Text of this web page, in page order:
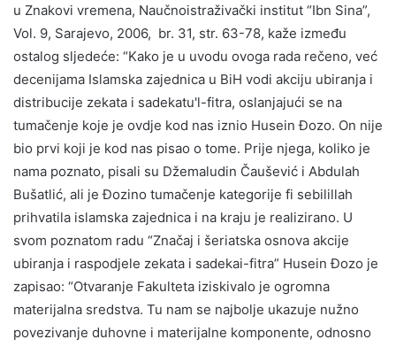
u Znakovi vremena, Naučnoistraživački institut “Ibn Sina”,
Vol. 9, Sarajevo, 2006, br. 31, str. 63-78, kaže između
ostalog sljedeće: “Kako je u uvodu ovoga rada rečeno, već
decenijama Islamska zajednica u BiH vodi akciju ubiranja i
distribucije zekata i sadekatu'l-fitra, oslanjajući se na
tumačenje koje je ovdje kod nas iznio Husein Đozo. On nije
bio prvi koji je kod nas pisao o tome. Prije njega, koliko je
nama poznato, pisali su Džemaludin Čaušević i Abdulah
Bušatlić, ali je Đozino tumačenje kategorije fi sebilillah
prihvatila islamska zajednica i na kraju je realizirano. U
svom poznatom radu “Značaj i šeriatska osnova akcije
ubiranja i raspodjele zekata i sadekai-fitra” Husein Đozo je
zapisao: “Otvaranje Fakulteta iziskivalo je ogromna
materijalna sredstva. Tu nam se najbolje ukazuje nužno
povezivanje duhovne i materijalne komponente, odnosno